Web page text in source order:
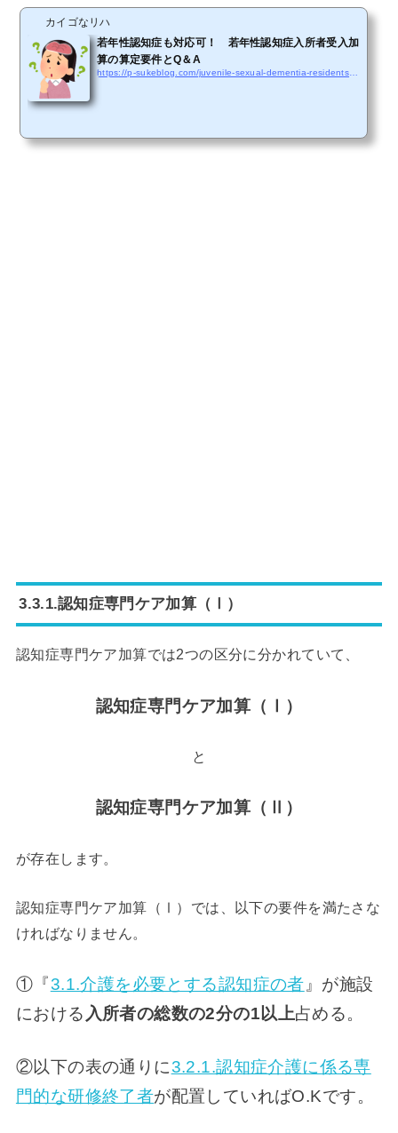
カイゴなリハ
若年性認知症も対応可！ 若年性認知症入所者受入加
算の算定要件とQ＆A
3.3.1.認知症専門ケア加算（Ⅰ）
認知症専門ケア加算では2つの区分に分かれていて、
認知症専門ケア加算（Ⅰ）
と
認知症専門ケア加算（Ⅱ）
が存在します。
認知症専門ケア加算（Ⅰ）では、以下の要件を満たさな
ければなりません。
①『3.1.介護を必要とする認知症の者』が施設
における 入所者の総数の2分の1以上占める。
②以下の表の通りに3.2.1.認知症介護に係る専
門的な研修終了者が配置していればO.Kです。